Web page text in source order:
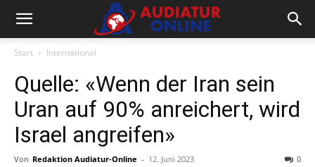
Start International
Quelle: «Wenn der Iran sein
Uran auf 90% anreichert, wird
Israel angreifen»
Von Redaktion Audiatur-Online - 12. Juni 2023 0